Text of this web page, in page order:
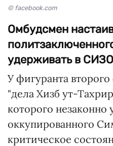
© facebook.com
Омбудсмен
удерживать в
У фигуранта
"дела Хизб ут-
которого
оккупированного
критическое